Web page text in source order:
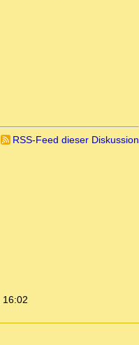
RSS-Feed dieser Diskussion
16:02